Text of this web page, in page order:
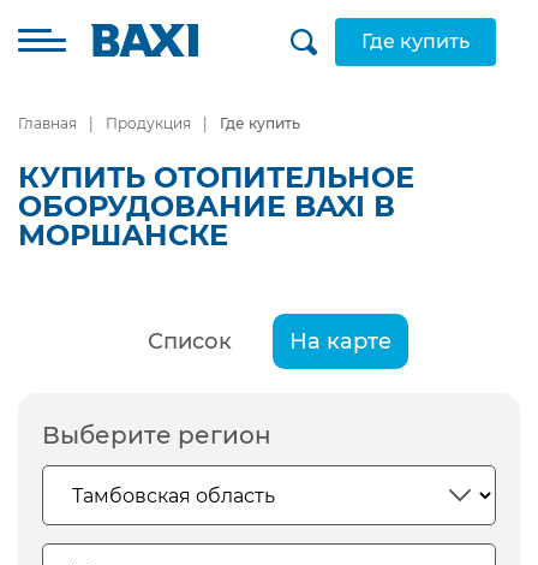
Где купить
Главная Продукция Где купить
КУПИТЬ ОТОПИТЕЛЬНОЕ
ОБОРУДОВАНИЕ BAXI В
МОРШАНСКЕ
Список На карте
Выберите регион